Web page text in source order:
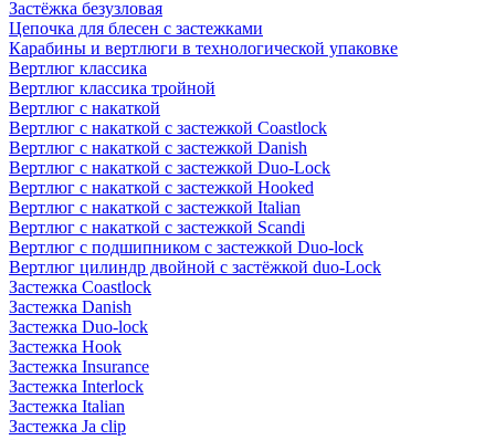
Застёжка безузловая
Цепочка для блесен с застежками
Карабины и вертлюги в технологической упаковке
Вертлюг классика
Вертлюг классика тройной
Вертлюг с накаткой
Вертлюг с накаткой с застежкой Coastlock
Вертлюг с накаткой с застежкой Danish
Вертлюг с накаткой с застежкой Duo-Lock
Вертлюг с накаткой с застежкой Hooked
Вертлюг с накаткой с застежкой Italian
Вертлюг с накаткой с застежкой Scandi
Вертлюг с подшипником с застежкой Duo-lock
Вертлюг цилиндр двойной с застёжкой duo-Lock
Застежка Coastlock
Застежка Danish
Застежка Duo-lock
Застежка Hook
Застежка Insurance
Застежка Interlock
Застежка Italian
Застежка Ja clip